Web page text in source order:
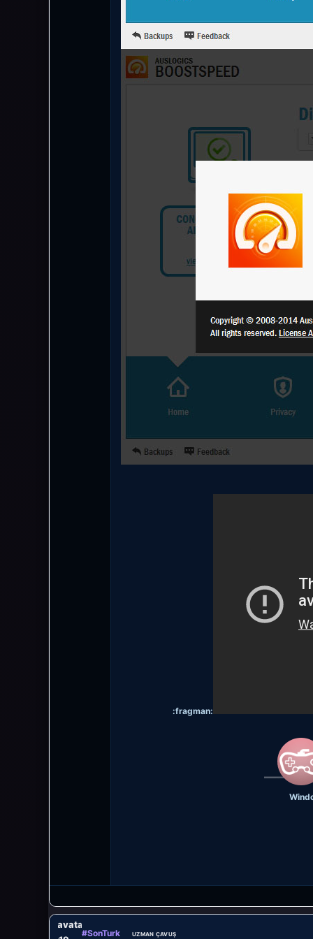
:fragman:
wtsupport/avatars/avatar_338.jpg?
#SonTurk UZMAN ÇAVUŞ